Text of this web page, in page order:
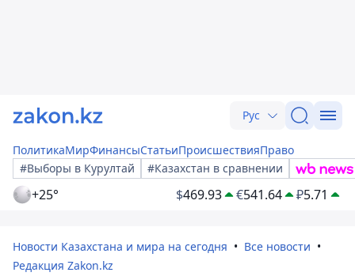
Рус
ПолитикаМирФинансыСтатьиПроисшествияПраво
#Выборы в Курултай
#Казахстан в сравнении
+25° $469.93 €541.64 ₽5.71
Новости Казахстана и мира на сегодня
Все новости
Редакция Zakon.kz